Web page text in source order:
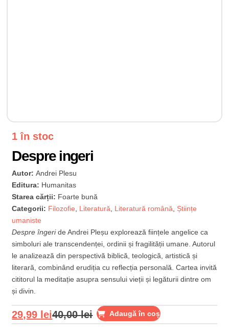
1 în stoc
Despre ingeri
Autor:Andrei Plesu
Editura: Humanitas
Starea cărții: Foarte bună
Categorii: Filozofie, Literatură, Literatură română, Științe
umaniste
Despre îngeride Andrei Pleșu explorează ființele angelice ca
simboluri ale transcendenței, ordinii și fragilității umane. Autorul
le analizează din perspectivă biblică, teologică, artistică și
literară, combinând erudiția cu reflecția personală. Cartea invită
cititorul la meditație asupra sensului vieții și legăturii dintre om
și divin.
40,00lei
29,99 lei Adaugă în coș